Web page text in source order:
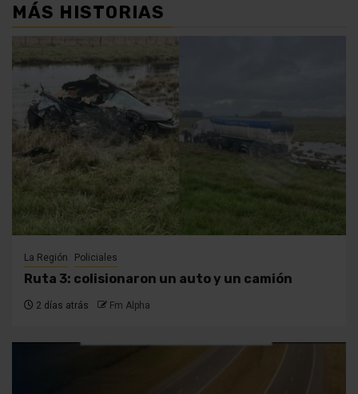
MÁS HISTORIAS
La Región Policiales
Ruta 3: colisionaron un auto y un camión
2 días atrás Fm Alpha